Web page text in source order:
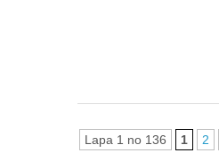
Lapa 1 no 136 1 2